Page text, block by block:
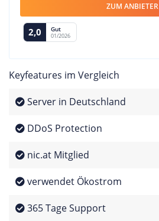
ZUM ANBIETER
2,0 Gut
01/2026
Keyfeatures im Vergleich
Server in Deutschland
DDoS Protection
nic.at Mitglied
verwendet Ökostrom
365 Tage Support